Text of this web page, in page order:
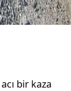
bir kaza